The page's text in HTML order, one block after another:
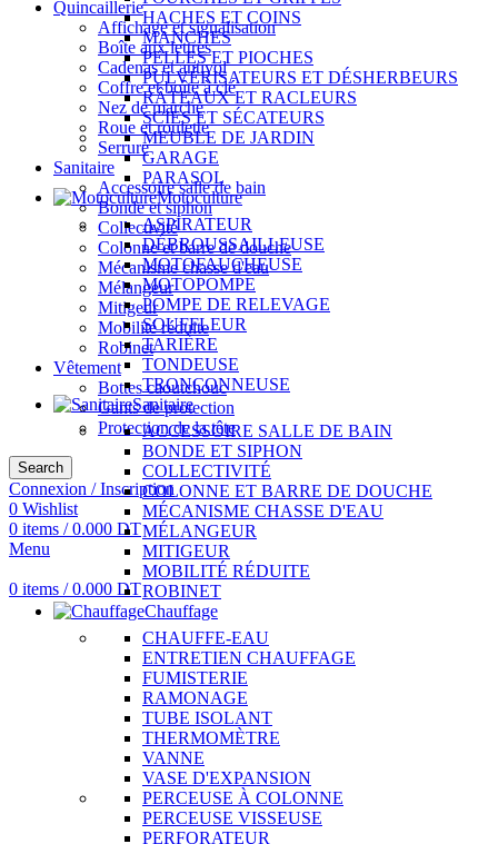
Quincaillerie
Affichage et signalisation
Boîte aux lettres
Cadenas et antivol
Coffre et boîte à clé
Nez de marche
Roue et roulette
Serrure
Sanitaire
Accessoire salle de bain
Bonde et siphon
Collectivité
Colonne et barre de douche
Mécanisme chasse d'eau
Mélangeur
Mitigeur
Mobilité réduite
Robinet
Vêtement
Bottes caoutchouc
Gants de protection
Protection de la tête
Search
Connexion / Inscription
0 Wishlist
0 items / 0.000 DT
Menu
0 items / 0.000 DT
HACHES ET COINS
MANCHES
PELLES ET PIOCHES
PULVÉRISATEURS ET DÉSHERBEURS
RÂTEAUX ET RACLEURS
SCIES ET SÉCATEURS
MEUBLE DE JARDIN
GARAGE
PARASOL
Motoculture
ASPIRATEUR
DÉBROUSSAILLEUSE
MOTOFAUCHEUSE
MOTOPOMPE
POMPE DE RELEVAGE
SOUFFLEUR
TARIÈRE
TONDEUSE
TRONÇONNEUSE
Sanitaire
ACCESSOIRE SALLE DE BAIN
BONDE ET SIPHON
COLLECTIVITÉ
COLONNE ET BARRE DE DOUCHE
MÉCANISME CHASSE D'EAU
MÉLANGEUR
MITIGEUR
MOBILITÉ RÉDUITE
ROBINET
Chauffage
CHAUFFE-EAU
ENTRETIEN CHAUFFAGE
FUMISTERIE
RAMONAGE
TUBE ISOLANT
THERMOMÈTRE
VANNE
VASE D'EXPANSION
PERCEUSE À COLONNE
PERCEUSE VISSEUSE
PERFORATEUR